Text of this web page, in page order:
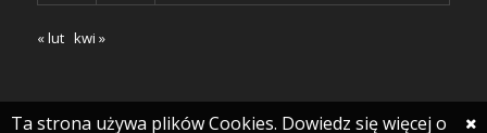
« lut kwi »
Ta strona używa plików Cookies. Dowiedz się więcej o